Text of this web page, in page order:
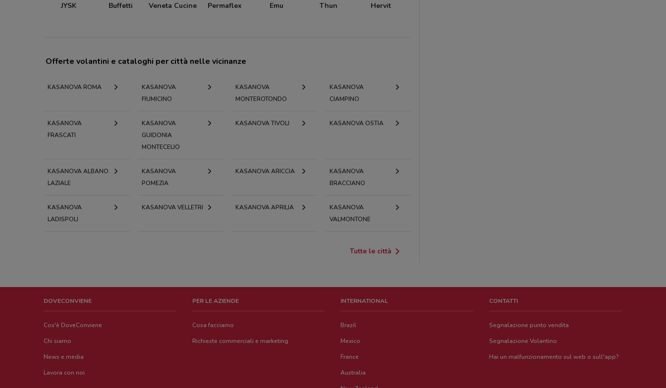
JYSK Buffetti Veneta Cucine Permaflex Emu Thun Hervit
Offerte volantini e cataloghi per città nelle vicinanze
KASANOVA ROMA
KASANOVA
FIUMICINO
KASANOVA
MONTEROTONDO
KASANOVA
CIAMPINO
KASANOVA
FRASCATI
KASANOVA
GUIDONIA
MONTECELIO
KASANOVA TIVOLI KASANOVA OSTIA
KASANOVA ALBANO
LAZIALE
KASANOVA
POMEZIA
KASANOVA ARICCIA
KASANOVA
BRACCIANO
KASANOVA
LADISPOLI
KASANOVA VELLETRI KASANOVA APRILIA
KASANOVA
VALMONTONE
Tutte le città
DOVECONVIENE
Cos'è DoveConviene
Chi siamo
News e media
Lavora con noi
PER LE AZIENDE
Cosa facciamo
Richieste commerciali e marketing
INTERNATIONAL
Brazil
Mexico
France
Australia
CONTATTI
Segnalazione punto vendita
Segnalazione Volantino
Hai un malfunzionamento sul web o sull'app?